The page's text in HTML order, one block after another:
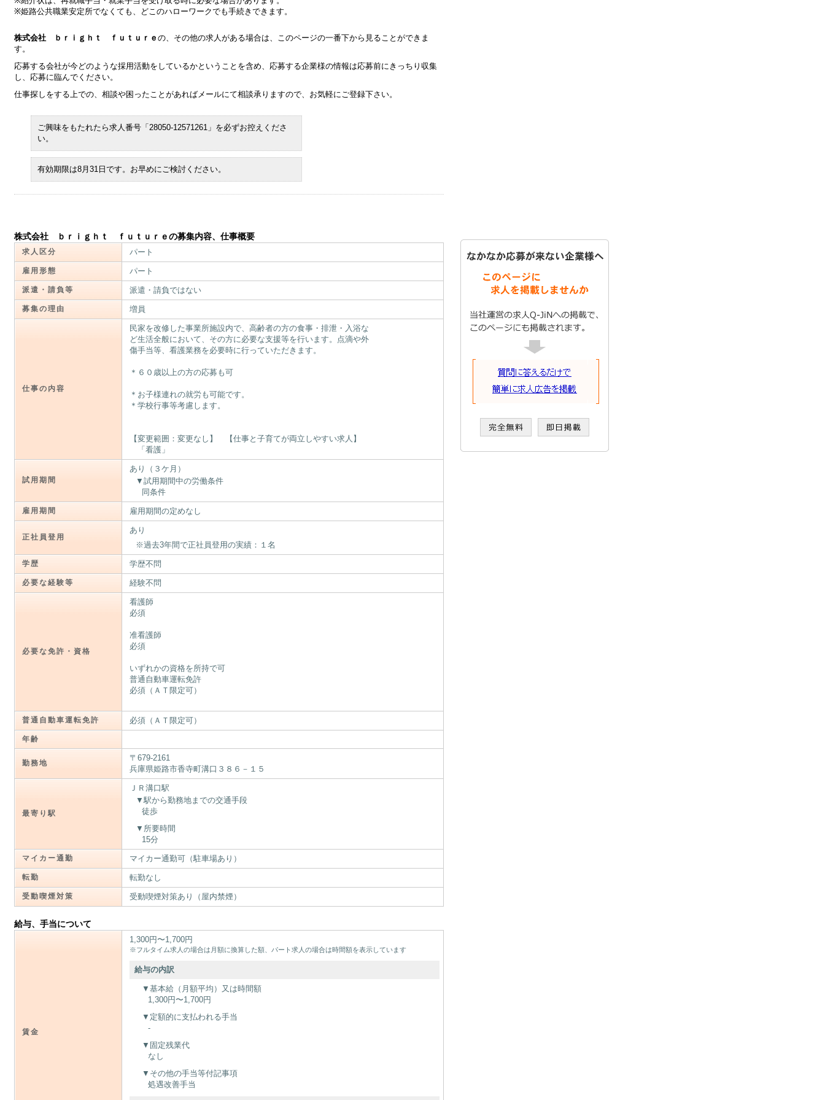
※姫路公共職業安定所でなくても、どこのハローワークでも手続きできます。
株式会社 ｂｒｉｇｈｔ ｆｕｔｕｒｅ の、その他の求人がある場合は、このページの一番下から見ることができま
す。
応募する会社が今どのような採用活動をしているかということを含め、応募する企業様の情報は応募前にきっちり収集
し、応募に臨んでください。
仕事探しをする上での、相談や困ったことがあればメールにて相談承りますので、お気軽にご登録下さい。
ご興味をもたれたら求人番号「28050-12571261」を必ずお控えくださ
い。
有効期限は8月31日です。お早めにご検討ください。
株式会社 ｂｒｉｇｈｔ ｆｕｔｕｒｅの募集内容、仕事概要
求人区分 パート
雇用形態 パート
派遣・請負等 派遣・請負ではない
募集の理由 増員
仕事の内容
民家を改修した事業所施設内で、高齢者の方の食事・排泄・入浴な
ど生活全般において、その方に必要な支援等を行います。点滴や外
傷手当等、看護業務を必要時に行っていただきます。
＊６０歳以上の方の応募も可
＊お子様連れの就労も可能です。
＊学校行事等考慮します。
【変更範囲：変更なし】 【仕事と子育てが両立しやすい求人】
「看護」
試用期間
あり（３ケ月）
試用期間中の労働条件
同条件
雇用期間 雇用期間の定めなし
正社員登用
あり
※過去3年間で正社員登用の実績：１名
学歴 学歴不問
必要な経験等 経験不問
必要な免許・資格
看護師
必須
准看護師
必須
いずれかの資格を所持で可
普通自動車運転免許
必須（ＡＴ限定可）
普通自動車運転免許 必須（ＡＴ限定可）
年齢
勤務地
〒679-2161
兵庫県姫路市香寺町溝口３８６－１５
最寄り駅
ＪＲ溝口駅
駅から勤務地までの交通手段
徒歩
所要時間
15分
マイカー通勤 マイカー通勤可（駐車場あり）
転勤 転勤なし
受動喫煙対策 受動喫煙対策あり（屋内禁煙）
給与、手当について
賃金
1,300円〜1,700円
※フルタイム求人の場合は月額に換算した額、パート求人の場合は時間額を表示しています
給与の内訳
基本給（月額平均）又は時間額
1,300円〜1,700円
定額的に支払われる手当
-
固定残業代
なし
その他の手当等付記事項
処遇改善手当